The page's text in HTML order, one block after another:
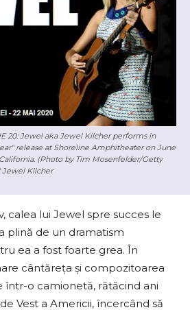
20: Jewel aka Jewel Kilcher performs in
release at Shoreline Amphitheater on June
(Photo by Tim Mosenfelder/Getty
Jewel Kilcher
calea lui Jewel spre succes le
plină de un dramatism
ea a fost foarte grea. În
cântăreța şi compozitoarea
într-o camionetă, rătăcind ani
Vest a Americii, încercând să